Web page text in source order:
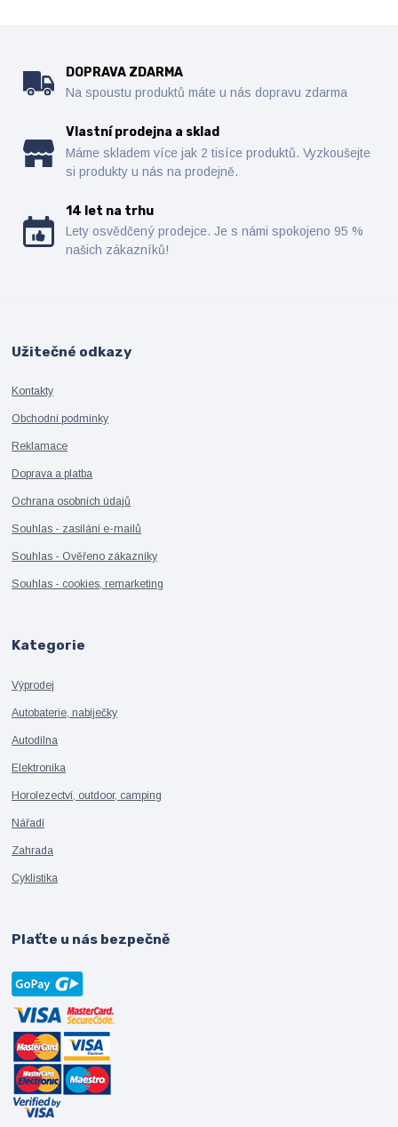
DOPRAVA ZDARMA
Na spoustu produktů máte u nás dopravu zdarma
Vlastní prodejna a sklad
Máme skladem více jak 2 tisíce produktů. Vyzkoušejte
si produkty u nás na prodejně.
14 let na trhu
Lety osvědčený prodejce. Je s námi spokojeno 95 %
našich zákazníků!
Užitečné odkazy
Kontakty
Obchodní podmínky
Reklamace
Doprava a platba
Ochrana osobních údajů
Souhlas - zasílání e-mailů
Souhlas - Ověřeno zákazníky
Souhlas - cookies, remarketing
Kategorie
Výprodej
Autobaterie, nabíječky
Autodílna
Elektronika
Horolezectví, outdoor, camping
Nářadí
Zahrada
Cyklistika
Plaťte u nás bezpečně